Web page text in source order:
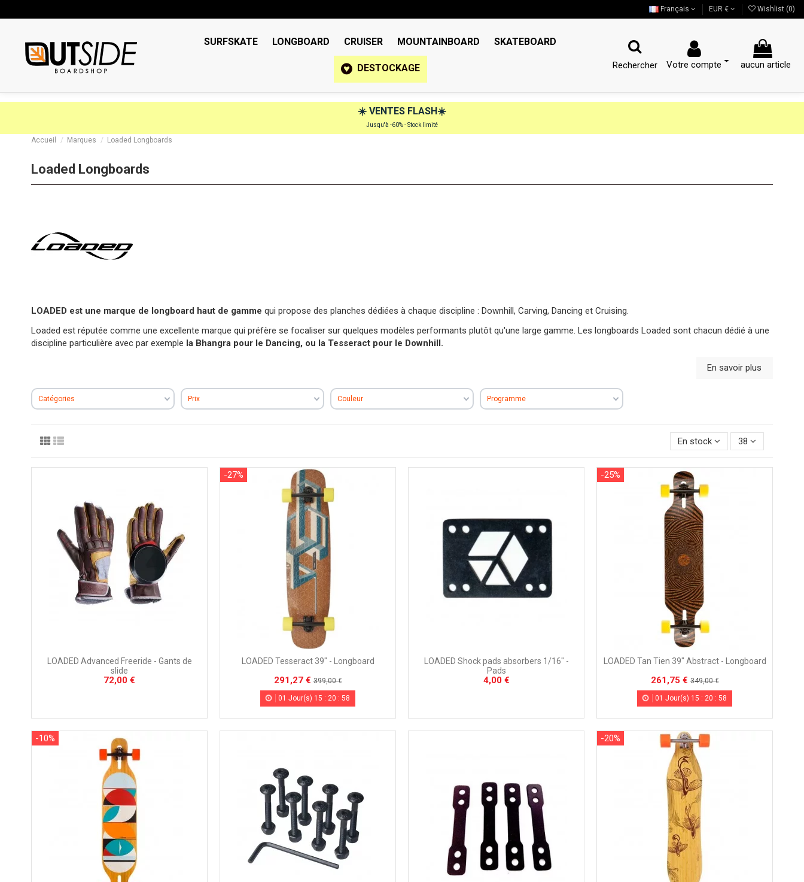
Français EUR € Wishlist (0)
SURFSKATE LONGBOARD CRUISER MOUNTAINBOARD SKATEBOARD
DESTOCKAGE Rechercher Votre compte aucun article
☀️ VENTES FLASH☀️
Jusqu'à -60% - Stock limité
Accueil Marques Loaded Longboards
Loaded Longboards
LOADED est une marque de longboard haut de gamme qui propose des planches dédiées à chaque discipline : Downhill, Carving, Dancing et Cruising.
Loaded est réputée comme une excellente marque qui préfère se focaliser sur quelques modèles performants plutôt qu'une large gamme. Les longboards Loaded sont chacun dédié à une
discipline particulière avec par exemple la Bhangra pour le Dancing, ou la Tesseract pour le Downhill.
En savoir plus
Catégories Prix Couleur Programme
En stock 38
LOADED Advanced Freeride - Gants de
slide
72,00 €
-27%
LOADED Tesseract 39" - Longboard
291,27 € 399,00 €
01 Jour(s) 15 : 20 :56
LOADED Shock pads absorbers 1/16" -
Pads
4,00 €
-25%
LOADED Tan Tien 39" Abstract - Longboard
261,75 € 349,00 €
01 Jour(s) 15 : 20 :56
-10% -20%